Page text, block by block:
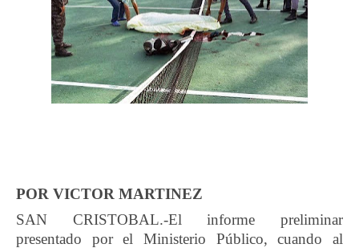
POR VICTOR MARTINEZ
SAN CRISTOBAL.-El informe preliminar
presentado por el Ministerio Público, cuando al